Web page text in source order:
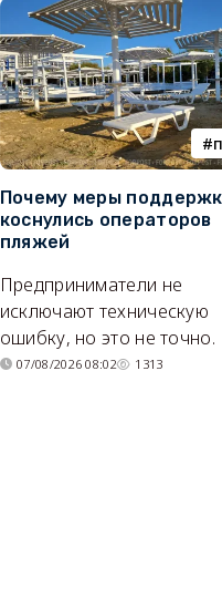
Почему меры
коснулись операторов
пляжей
Предприниматели не
исключают техническую
ошибку, но это не точно.
07/08/2026 08:02 1313